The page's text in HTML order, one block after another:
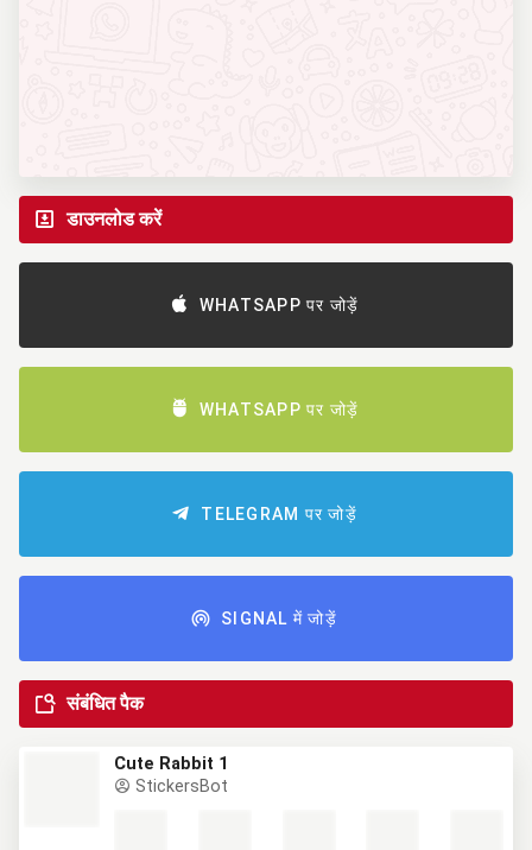
डाउनलोड करें
WHATSAPP पर जोड़ें
WHATSAPP पर जोड़ें
TELEGRAM पर जोड़ें
SIGNAL में जोड़ें
संबंधित पैक
Cute Rabbit 1
StickersBot